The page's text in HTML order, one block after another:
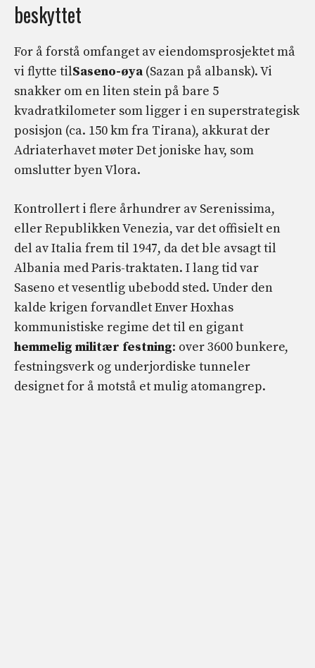
beskyttet
For å forstå omfanget av eiendomsprosjektet må
vi flytte tilSaseno-øya (Sazan på albansk). Vi
snakker om en liten stein på bare 5
kvadratkilometer som ligger i en superstrategisk
posisjon (ca. 150 km fra Tirana), akkurat der
Adriaterhavet møter Det joniske hav, som
omslutter byen Vlora.
Kontrollert i flere århundrer av Serenissima,
eller Republikken Venezia, var det offisielt en
del av Italia frem til 1947, da det ble avsagt til
Albania med Paris-traktaten. I lang tid var
Saseno et vesentlig ubebodd sted. Under den
kalde krigen forvandlet Enver Hoxhas
kommunistiske regime det til en gigant
hemmelig militær festning: over 3600 bunkere,
festningsverk og underjordiske tunneler
designet for å motstå et mulig atomangrep.